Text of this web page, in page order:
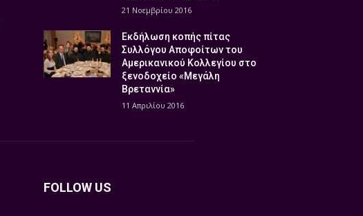
21 Νοεμβρίου 2016
Εκδήλωση κοπής πίτας
Συλλόγου Αποφοίτων του
Αμερικανικού Κολλεγίου στο
ξενοδοχείο «Μεγάλη
Βρεταννία»
11 Απριλίου 2016
FOLLOW US